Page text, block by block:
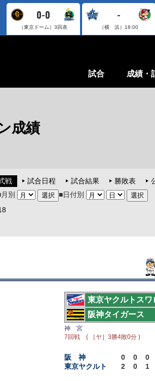
0-0
（東京ドーム）3回表
-
（横 浜） 18:00
試合 成績・
成績
戦 試合日程 試合結果 勝敗表
別
■日付別
東京ヤクルトスワ
阪神タイガース
神 宮
7回戦 ( ［ヤ］3勝4敗0分 )
阪 神 0 0
0
東京ヤクルト
2 0 1